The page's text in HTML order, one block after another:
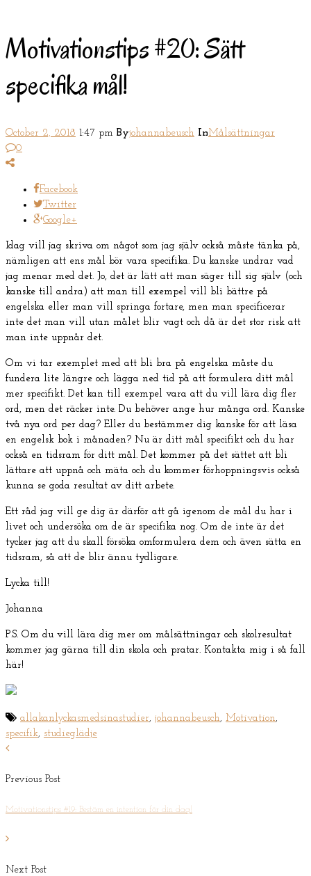
Motivationstips #20: Sätt
specifika mål!
October 2, 2018 1:47 pm Byjohannabeusch InMålsättningar
0
Facebook
Twitter
Google+
Idag vill jag skriva om något som jag själv också måste tänka på,
nämligen att ens mål bör vara specifika. Du kanske undrar vad
jag menar med det. Jo, det är lätt att man säger till sig själv (och
kanske till andra) att man till exempel vill bli bättre på
engelska eller man vill springa fortare, men man specificerar
inte det man vill utan målet blir vagt och då är det stor risk att
man inte uppnår det.
Om vi tar exemplet med att bli bra på engelska måste du
fundera lite längre och lägga ned tid på att formulera ditt mål
mer specifikt. Det kan till exempel vara att du vill lära dig fler
ord, men det räcker inte. Du behöver ange hur många ord. Kanske
två nya ord per dag? Eller du bestämmer dig kanske för att läsa
en engelsk bok i månaden? Nu är ditt mål specifikt och du har
också en tidsram för ditt mål. Det kommer på det sättet att bli
lättare att uppnå och mäta och du kommer förhoppningsvis också
kunna se goda resultat av ditt arbete.
Ett råd jag vill ge dig är därför att gå igenom de mål du har i
livet och undersöka om de är specifika nog. Om de inte är det
tycker jag att du skall försöka omformulera dem och även sätta en
tidsram, så att de blir ännu tydligare.
Lycka till!
Johanna
P.S. Om du vill lära dig mer om målsättningar och skolresultat
kommer jag gärna till din skola och pratar. Kontakta mig i så fall
här!
allakanlyckasmedsinastudier, johannabeusch, Motivation,
specifik, studieglädje
Previous Post
Motivationstips #19: Bestäm en intention för din dag!
Next Post